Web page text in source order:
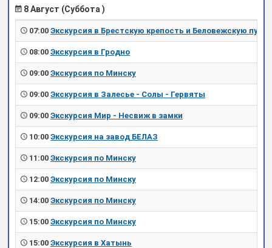
8 Август (Суббота )
07:00 Экскурсия в Брестскую крепость и Беловежскую пущу
08:00 Экскурсия в Гродно
09:00 Экскурсия по Минску
09:00 Экскурсия в Залесье - Солы - Гервяты
09:00 Экскурсия Мир - Несвиж в замки
10:00 Экскурсия на завод БЕЛАЗ
11:00 Экскурсия по Минску
12:00 Экскурсия по Минску
14:00 Экскурсия по Минску
15:00 Экскурсия по Минску
15:00 Экскурсия в Хатынь